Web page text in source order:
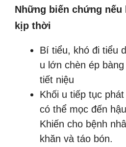
Những biến chứng
kịp thời
Bí tiểu, khó đi tiểu
u lớn chèn ép
tiết niệu
Khối u tiếp tục
có thể mọc đến
Khiến cho bệnh
khăn và táo bón.